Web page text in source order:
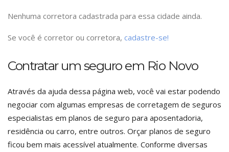
Nenhuma corretora cadastrada para essa cidade ainda.
Se você é corretor ou corretora, cadastre-se!
Contratar um seguro em Rio Novo
Através da ajuda dessa página web, você vai estar podendo
negociar com algumas empresas de corretagem de seguros
especialistas em planos de seguro para aposentadoria,
residência ou carro, entre outros. Orçar planos de seguro
ficou bem mais acessível atualmente. Conforme diversas